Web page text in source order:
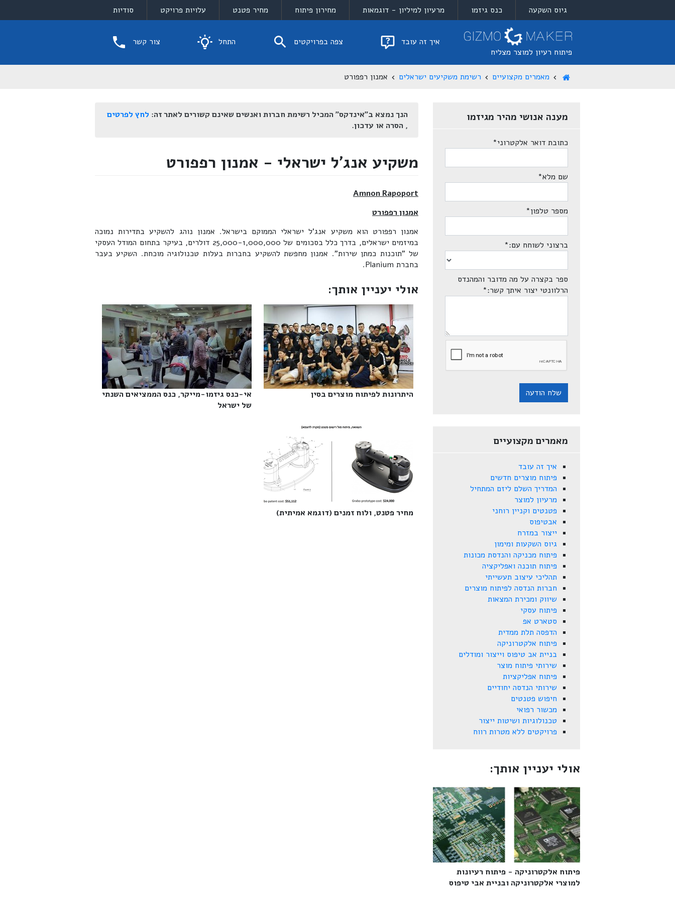
גיוס השקעה כנס גיזמו מרעיון למיליון - דוגמאות מחירון פיתוח מחיר פטנט עלויות פרויקט סודיות
פיתוח רעיון למוצר מצליח
איך זה עובד צפה בפרויקטים התחל צור קשר
מאמרים מקצועיים רשימת משקיעים ישראלים אמנון רפפורט
הנך נמצא ב"אינדקס" המכיל רשימת חברות ואנשים שאינם קשורים לאתר זה: לחץ לפרטים
, הסרה או עדכון.
משקיע אנג'ל ישראלי - אמנון רפפורט
Amnon Rapoport
אמנון רפפורט
אמנון רפפורט הוא משקיע אנג'ל ישראלי הממוקם בישראל. אמנון נוהג להשקיע בתדירות נמוכה
במיזמים ישראלים, בדרך כלל בסכומים של 25,000-1,000,000 דולרים, בעיקר בתחום המודל העסקי
של "תוכנות כמתן שירות". אמנון מחפשת להשקיע בחברות בעלות טכנולוגיה מוכחת. השקיע בעבר
בחברת Planium.
אולי יעניין אותך:
היתרונות לפיתוח מוצרים בסין‎
אי-כנס גיזמו-מייקר, כנס הממציאים השנתי
של ישראל‎
מחיר פטנט, ולוח זמנים (דוגמא אמיתית)‎
מענה אנושי מהיר מגיזמו
כתובת דואר אלקטרוני*
שם מלא*
מספר טלפון*
ברצוני לשוחח עם:*
ספר בקצרה על מה מדובר והמהנדס
הרלוונטי יצור איתך קשר:*
שלח הודעה
מאמרים מקצועיים
איך זה עובד
פיתוח מוצרים חדשים
המדריך השלם ליזם המתחיל
מרעיון למוצר
פטנטים וקניין רוחני
אבטיפוס
ייצור במזרח
גיוס השקעות ומימון
פיתוח מכניקה והנדסת מכונות
פיתוח תוכנה ואפליקציה
תהליכי עיצוב תעשייתי
חברות הנדסה לפיתוח מוצרים
שיווק ומכירת המצאות
פיתוח עסקי
סטארט אפ
הדפסה תלת ממדית
פיתוח אלקטרוניקה
בניית אב טיפוס וייצור ומודלים
שירותי פיתוח מוצר
פיתוח אפליקציות
שירותי הנדסה יחודיים
חיפוש פטנטים
מכשור רפואי
טכנולוגיות ושיטות ייצור
פרויקטים ללא מטרות רווח
אולי יעניין אותך:
פיתוח אלקטרוניקה - פיתוח רעיונות
למוצרי אלקטרוניקה ובניית אבי טיפוס‎